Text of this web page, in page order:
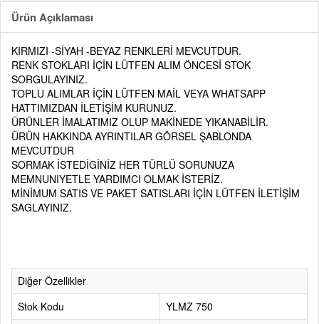
Ürün Açıklaması
KIRMIZI -SİYAH -BEYAZ RENKLERİ MEVCUTDUR.
RENK STOKLARI İÇİN LÜTFEN ALIM ÖNCESİ STOK
SORGULAYINIZ.
TOPLU ALIMLAR İÇİN LÜTFEN MAİL VEYA WHATSAPP
HATTIMIZDAN İLETİŞİM KURUNUZ.
ÜRÜNLER İMALATIMIZ OLUP MAKİNEDE YIKANABİLİR.
ÜRÜN HAKKINDA AYRINTILAR GÖRSEL ŞABLONDA
MEVCUTDUR
SORMAK İSTEDİGİNİZ HER TÜRLÜ SORUNUZA
MEMNUNIYETLE YARDIMCI OLMAK İSTERİZ.
MİNİMUM SATIS VE PAKET SATISLARI İÇİN LÜTFEN İLETİŞİM
SAGLAYINIZ.
Diğer Özellikler
Stok Kodu
YLMZ 750